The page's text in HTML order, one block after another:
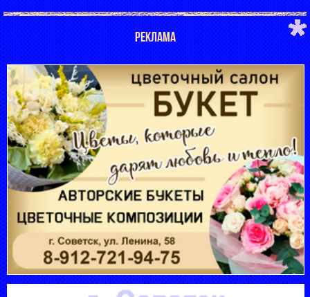
РЕКЛАМА